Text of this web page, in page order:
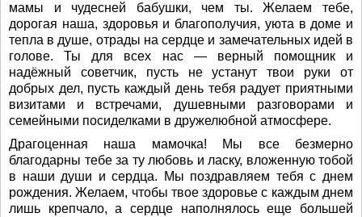
мамы и чудесней бабушки, чем ты. Желаем тебе,
дорогая наша, здоровья и благополучия, уюта в доме и
тепла в душе, отрады на сердце и замечательных идей в
голове. Ты для всех нас — верный помощник и
надёжный советчик, пусть не устанут твои руки от
добрых дел, пусть каждый день тебя радует приятными
визитами и встречами, душевными разговорами и
семейными посиделками в дружелюбной атмосфере.
Драгоценная наша мамочка! Мы все безмерно
благодарны тебе за ту любовь и ласку, вложенную тобой
в наши души и сердца. Мы поздравляем тебя с днем
рождения. Желаем, чтобы твое здоровье с каждым днем
лишь крепчало, а сердце наполнялось еще большей